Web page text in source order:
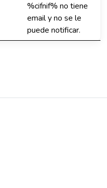
%cifnif% no tiene
email y no se le
puede notificar.